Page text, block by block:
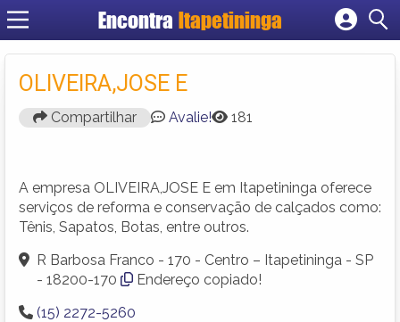
Encontra Itapetininga
Cadastrar empresa
Criar conta
OLIVEIRA,JOSE E
Compartilhar Avalie! 181
A empresa OLIVEIRA,JOSE E em Itapetininga oferece
serviços de reforma e conservação de calçados como:
Tênis, Sapatos, Botas, entre outros.
R Barbosa Franco - 170 - Centro – Itapetininga - SP
- 18200-170
Endereço copiado!
(15) 2272-5260